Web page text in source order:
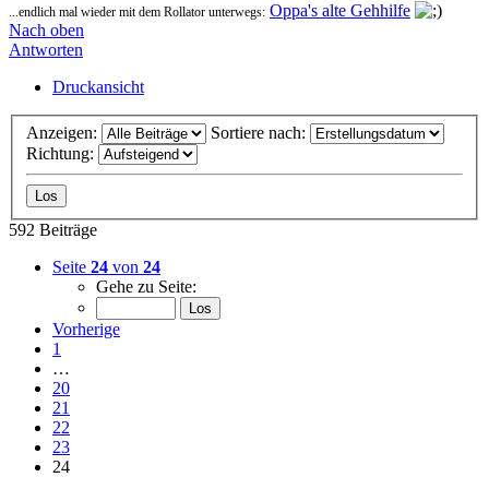
...endlich mal wieder mit dem Rollator unterwegs: Oppa's alte Gehhilfe
Nach oben
Antworten
Druckansicht
Anzeigen:
Sortiere nach:
Richtung:
592 Beiträge
Seite 24 von 24
Gehe zu Seite:
Vorherige
1
…
20
21
22
23
24